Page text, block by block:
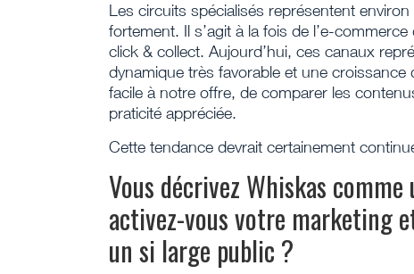
Les circuits spécialisés représentent
fortement. Il s’agit à la fois de l’e-
click & collect. Aujourd’hui, ces canaux
dynamique très favorable et une
facile à notre offre, de comparer les
praticité appréciée.
Cette tendance devrait certainement
Vous décrivez Whiskas
activez-vous votre marketing
un si large public ?